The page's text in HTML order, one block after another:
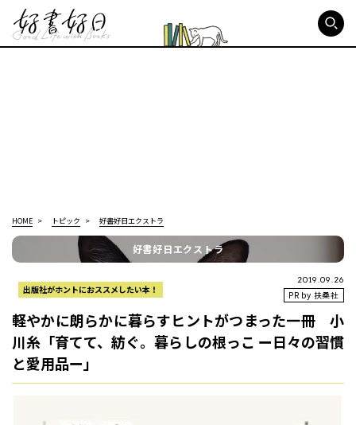
HOME トピック 好書好日エクストラ
好書好日エクストラ
出版社がホントにおススメしたい本！ PR by 扶桑社
2019.09.26
軽やかに朗らかに暮らすヒントがつまった一冊 小
川糸「育てて、紡ぐ。暮らしの根っこ ー日々の習慣
と愛用品ー」